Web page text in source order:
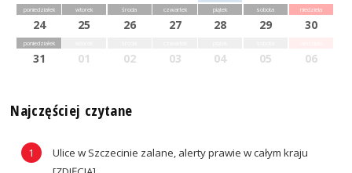
poniedziałek
24
wtorek
25
środa
26
czwartek
27
piątek
28
sobota
29
niedziela
30
poniedziałek
31 01 02 03 04 05 06
Najczęściej czytane
Ulice w Szczecinie zalane, alerty prawie w całym kraju